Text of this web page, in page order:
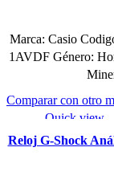
Marca: Casio
1AVDF Género:
Comparar con otro
Quick view
Mi lista de
Reloj G-Shock